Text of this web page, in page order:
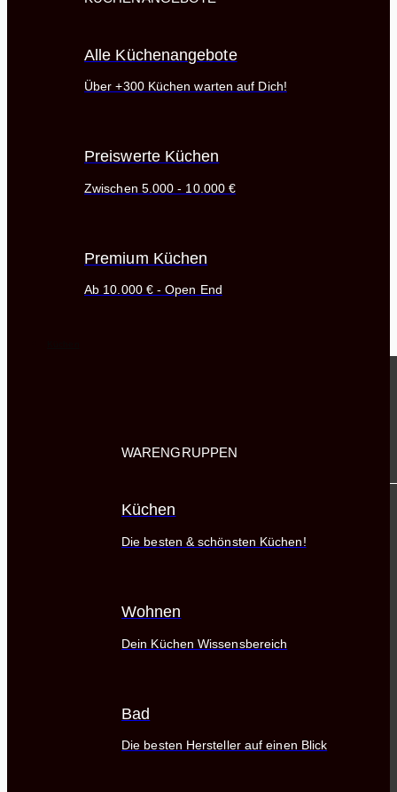
Alle Küchenangebote
Über +300 Küchen warten auf Dich!
Preiswerte Küchen
Zwischen 5.000 - 10.000 €
Premium Küchen
Ab 10.000 € - Open End
WARENGRUPPEN
Küchen
Die besten & schönsten Küchen!
Wohnen
Dein Küchen Wissensbereich
Bad
Die besten Hersteller auf einen Blick